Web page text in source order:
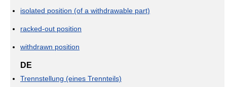
isolated position (of a withdrawable part)
racked-out position
withdrawn position
DE
Trennstellung (eines Trennteils)